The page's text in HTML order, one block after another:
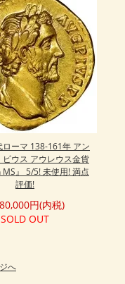
ローマ 138-161年 アン
ピウス アウレウス金貨
MS』 5/5! 未使用! 満点
評価!
円(内税)
SOLD OUT
へ